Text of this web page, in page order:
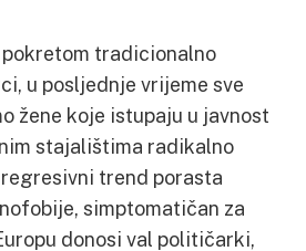
tradicionalno
u posljednje vrijeme sve
žene koje istupaju u javnost
stajalištima radikalno
trend porasta
simptomatičan za
donosi val političarki,